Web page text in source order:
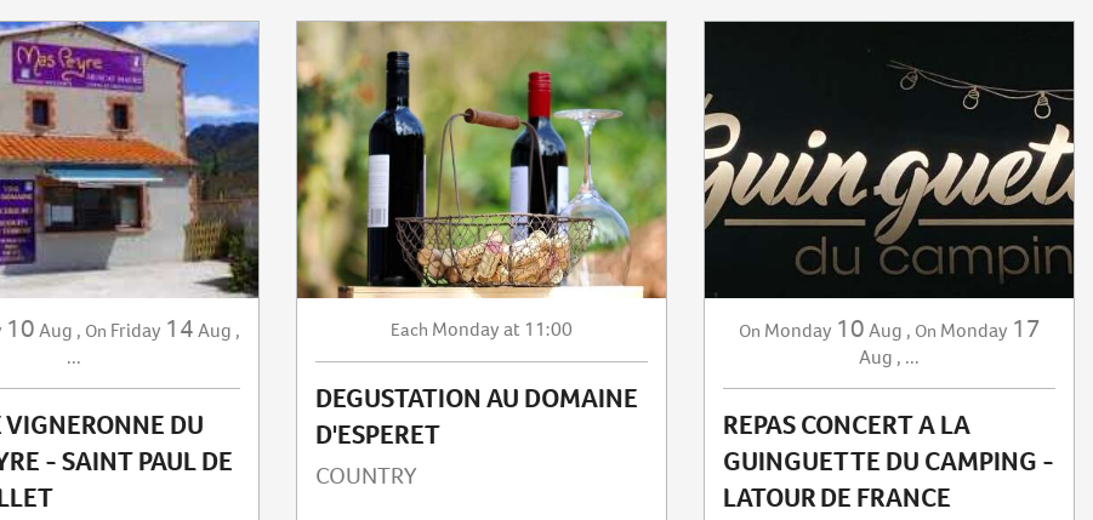
10Aug , On Friday 14Aug ,
...
DU
- SAINT PAUL DE
Each Mondayat 11:00
DEGUSTATION AU DOMAINE
D'ESPERET
COUNTRY
On Monday 10Aug , On Monday 17
Aug , ...
REPAS CONCERT A LA
GUINGUETTE DU CAMPING -
LATOUR DE FRANCE